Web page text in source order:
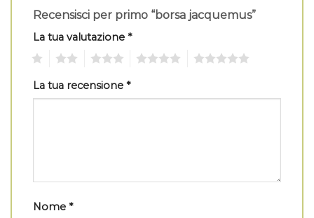
Recensisci per primo “borsa jacquemus”
La tua valutazione *
La tua recensione *
Nome *